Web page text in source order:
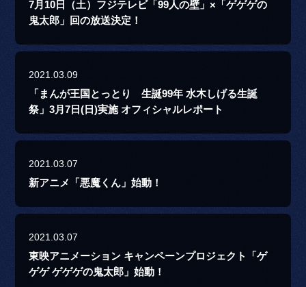
7月10日（土）フジテレビ「99人の壁」×「ゲゲゲの
鬼太郎」回の放送決定！
2021.03.09
「まんが王国とっとり 生誕99年 水木しげる生誕
祭」3月7日(日)実施 オフィシャルレポート
2021.03.07
新アニメ「悪魔くん」始動！
2021.03.07
東映アニメーション キャンペーンプロジェクト「ゲ
ゲゲ ゲゲゲの鬼太郎」始動！